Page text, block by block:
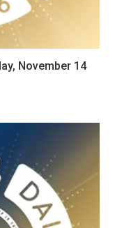
November 14